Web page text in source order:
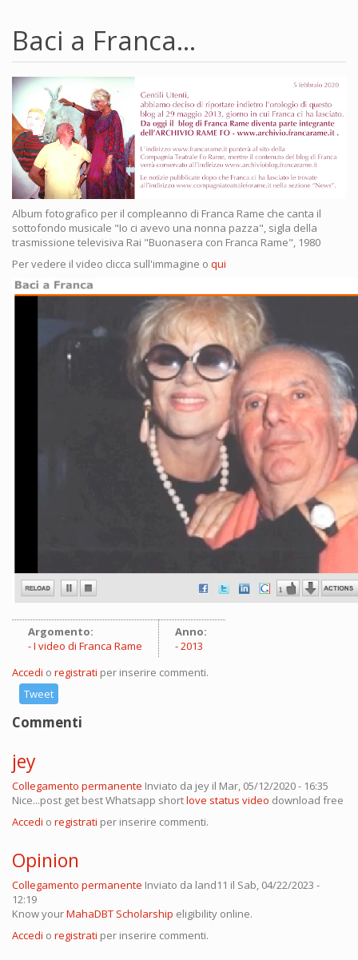
Baci a Franca...
Album fotografico per il compleanno di Franca Rame che canta il
sottofondo musicale "Io ci avevo una nonna pazza", sigla della
trasmissione televisiva Rai "Buonasera con Franca Rame", 1980
Per vedere il video clicca sull'immagine o qui
Argomento:
I video di Franca Rame
Anno:
2013
Accedi o registrati per inserire commenti.
Tweet
Commenti
jey
Collegamento permanente Inviato da jey il Mar, 05/12/2020 - 16:35
Nice...post get best Whatsapp shortlove status video download free
Accedi o registrati per inserire commenti.
Opinion
Collegamento permanente Inviato da land11 il Sab, 04/22/2023 -
12:19
Know yourMahaDBT Scholarship eligibility online.
Accedi o registrati per inserire commenti.